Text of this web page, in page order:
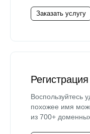
Заказать услугу
похожее имя
из 700+